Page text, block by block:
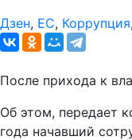
Дзен, ЕС, Коррупция,
После прихода к
Об этом, передает
года начавший